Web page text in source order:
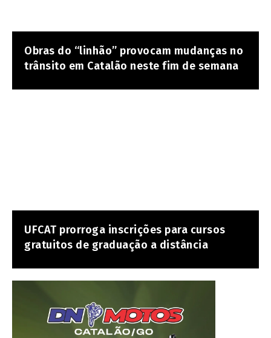
Obras do “linhão” provocam mudanças no
trânsito em Catalão neste fim de semana
UFCAT prorroga inscrições para cursos
gratuitos de graduação a distância